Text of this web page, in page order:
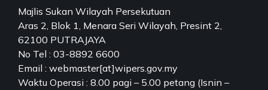
Majlis Sukan Wilayah Persekutuan
Aras 2, Blok 1, Menara Seri Wilayah, Presint 2,
62100 PUTRAJAYA
No Tel : 03-8892 6600
Email : webmaster[at]wipers.gov.my
Waktu Operasi : 8.00 pagi – 5.00 petang (Isnin –